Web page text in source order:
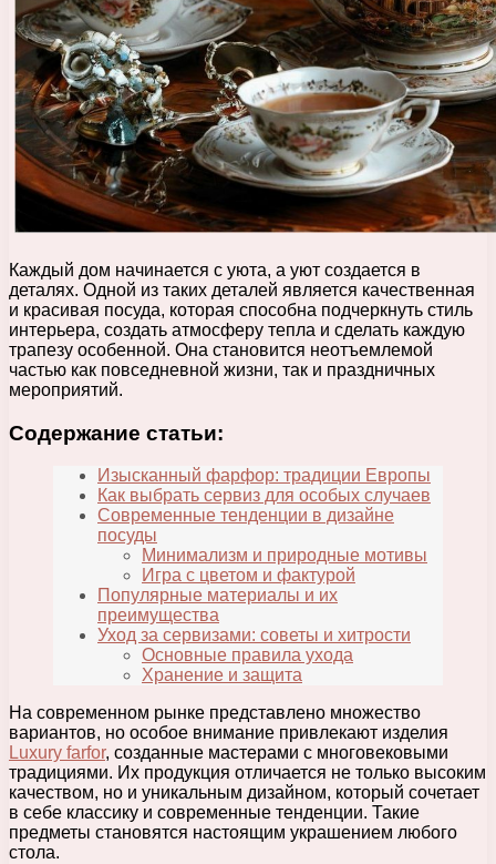
Каждый дом начинается с уюта, а уют создается в
деталях. Одной из таких деталей является качественная
и красивая посуда, которая способна подчеркнуть стиль
интерьера, создать атмосферу тепла и сделать каждую
трапезу особенной. Она становится неотъемлемой
частью как повседневной жизни, так и праздничных
мероприятий.
Содержание статьи:
Изысканный фарфор: традиции Европы
Как выбрать сервиз для особых случаев
Современные тенденции в дизайне
посуды
Минимализм и природные мотивы
Игра с цветом и фактурой
Популярные материалы и их
преимущества
Уход за сервизами: советы и хитрости
Основные правила ухода
Хранение и защита
На современном рынке представлено множество
вариантов, но особое внимание привлекают изделия
Luxury farfor, созданные мастерами с многовековыми
традициями. Их продукция отличается не только высоким
качеством, но и уникальным дизайном, который сочетает
в себе классику и современные тенденции. Такие
предметы становятся настоящим украшением любого
стола.